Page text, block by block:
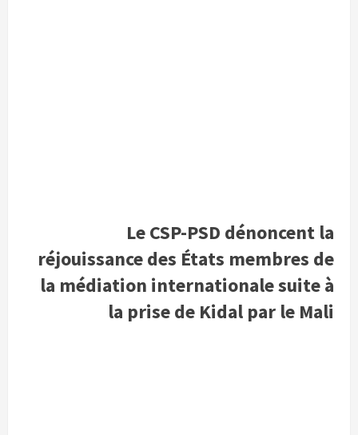
Le CSP-PSD dénoncent la
réjouissance des États membres de
la médiation internationale suite à
la prise de Kidal par le Mali